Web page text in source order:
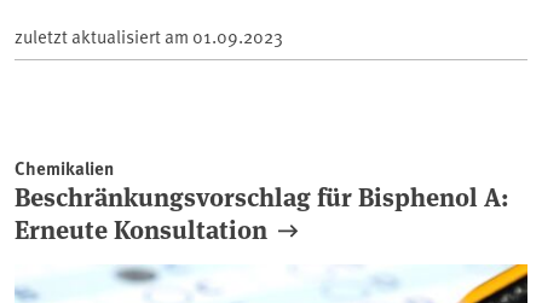
zuletzt aktualisiert am 01.09.2023
Chemikalien
Beschränkungsvorschlag für Bisphenol A:
Erneute Konsultation